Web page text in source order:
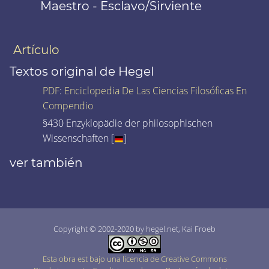
Maestro - Esclavo/Sirviente
Artículo
Textos original de Hegel
PDF: Enciclopedia De Las Ciencias Filosóficas En
Compendio
§430 Enzyklopädie der philosophischen
Wissenschaften [
]
ver también
Copyright © 2002-2020 by hegel.net, Kai Froeb
Esta obra est bajo una licencia de Creative Commons